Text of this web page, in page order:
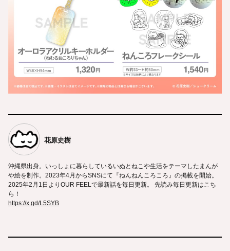
花原史樹
沖縄県出身。いっしょに暮らしているいぬとねこや生活をテーマしたまんが
や絵を制作。2023年4月からSNSにて『ねんねんころころ』の掲載を開始。
2025年2月1日よりOUR FEELで最新話を毎日更新。 先読み毎日更新はこち
ら！
https://x.gd/L5SYB